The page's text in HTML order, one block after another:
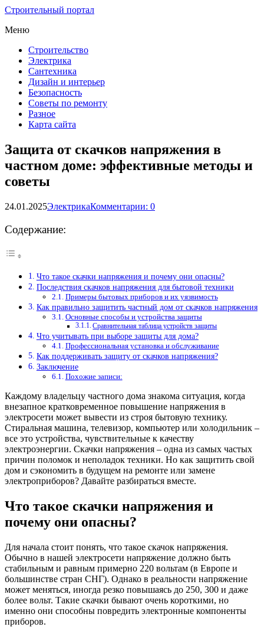
Строительный портал
Меню
Строительство
Электрика
Сантехника
Дизайн и интерьер
Безопасность
Советы по ремонту
Разное
Карта сайта
Защита от скачков напряжения в
частном доме: эффективные методы и
советы
24.01.2025ЭлектрикаКомментарии: 0
Содержание:
Что такое скачки напряжения и почему они опасны?
Последствия скачков напряжения для бытовой техники
Примеры бытовых приборов и их уязвимость
Как правильно защитить частный дом от скачков напряжения
Основные способы и устройства защиты
Сравнительная таблица устройств защиты
Что учитывать при выборе защиты для дома?
Профессиональная установка и обслуживание
Как поддерживать защиту от скачков напряжения?
Заключение
Похожие записи:
Каждому владельцу частного дома знакома ситуация, когда
внезапное кратковременное повышение напряжения в
электросети может вывести из строя бытовую технику.
Стиральная машина, телевизор, компьютер или холодильник –
все это устройства, чувствительные к качеству
электроэнергии. Скачки напряжения – одна из самых частых
причин поломок и неполадок техники. Но как защитить свой
дом и сэкономить в будущем на ремонте или замене
электроприборов? Давайте разбираться вместе.
Что такое скачки напряжения и
почему они опасны?
Для начала стоит понять, что такое скачок напряжения.
Обычно в нашей электросети напряжение должно быть
стабильным и равным примерно 220 вольтам (в Европе и
большинстве стран СНГ). Однако в реальности напряжение
может меняться, иногда резко повышаясь до 250, 300 и даже
более вольт. Такие скачки бывают очень короткими, но
именно они способны повредить электронные компоненты
приборов.